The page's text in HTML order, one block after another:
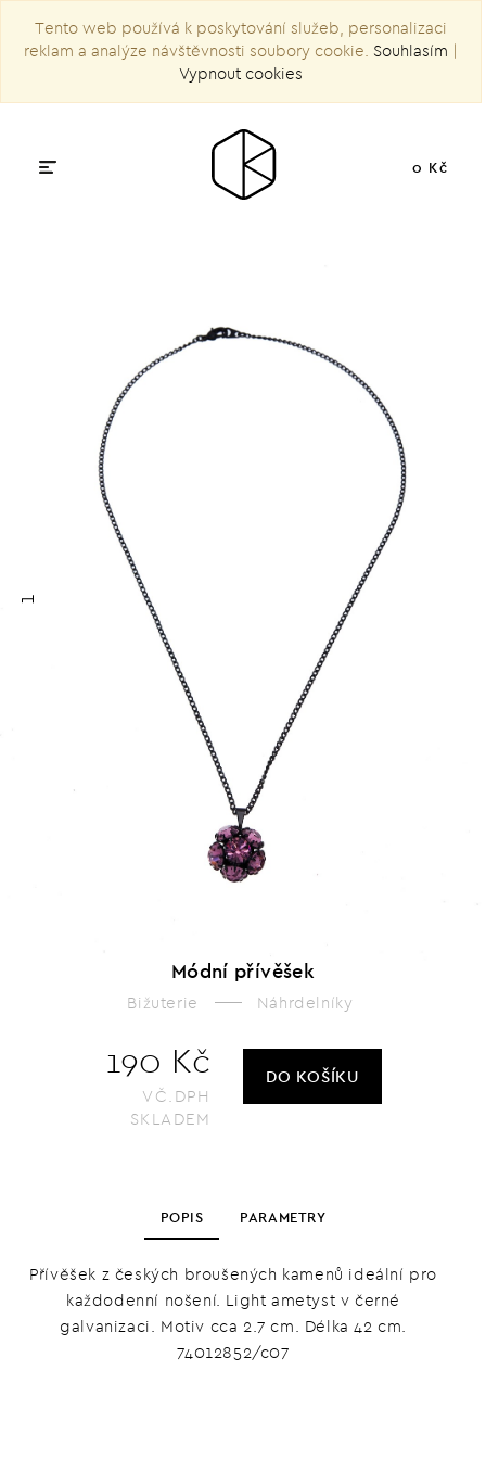
Tento web používá k poskytování služeb, personalizaci
reklam a analýze návštěvnosti soubory cookie. Souhlasím |
Vypnout cookies
0 Kč
1
Módní přívěšek
Bižuterie Náhrdelníky
190 Kč
VČ.DPH
SKLADEM
DO KOŠÍKU
POPIS PARAMETRY
Přívěšek z českých broušených kamenů ideální pro
každodenní nošení. Light ametyst v černé
galvanizaci. Motiv cca 2.7 cm. Délka 42 cm.
74012852/c07